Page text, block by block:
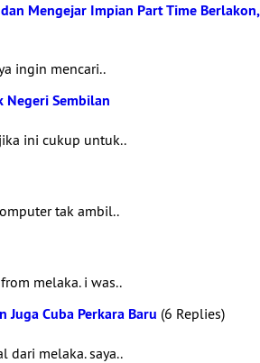
Mengejar Impian Part Time Berlakon,
ingin mencari..
Negeri Sembilan
ini cukup untuk..
tak ambil..
melaka. i was..
Cuba Perkara Baru (6 Replies)
dari melaka. saya..